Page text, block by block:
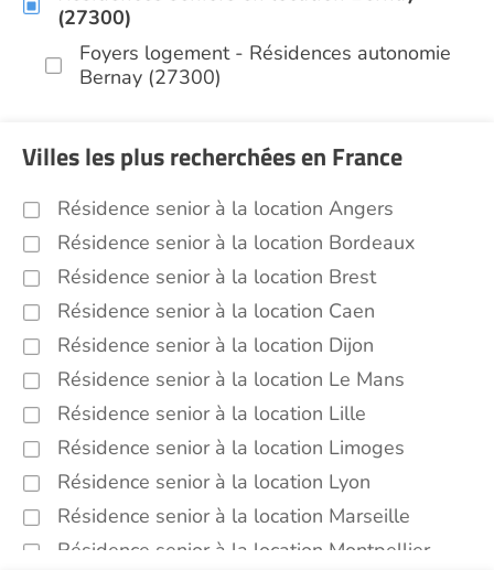
(27300)
Foyers logement - Résidences autonomie
Bernay (27300)
Villes les plus recherchées en France
Résidence senior à la location Angers
Résidence senior à la location Bordeaux
Résidence senior à la location Brest
Résidence senior à la location Caen
Résidence senior à la location Dijon
Résidence senior à la location Le Mans
Résidence senior à la location Lille
Résidence senior à la location Limoges
Résidence senior à la location Lyon
Résidence senior à la location Marseille
Résidence senior à la location Montpellier